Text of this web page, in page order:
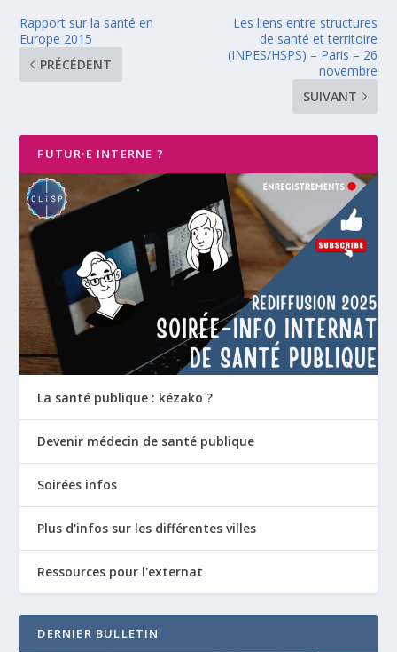
Rapport sur la santé en
Europe 2015
PRÉCÉDENT
Les liens entre structures
de santé et territoire
(INPES/HSPS) – Paris – 26
novembre
SUIVANT
FUTUR·E INTERNE ?
La santé publique : kézako ?
Devenir médecin de santé publique
Soirées infos
Plus d'infos sur les différentes villes
Ressources pour l'externat
DERNIER BULLETIN